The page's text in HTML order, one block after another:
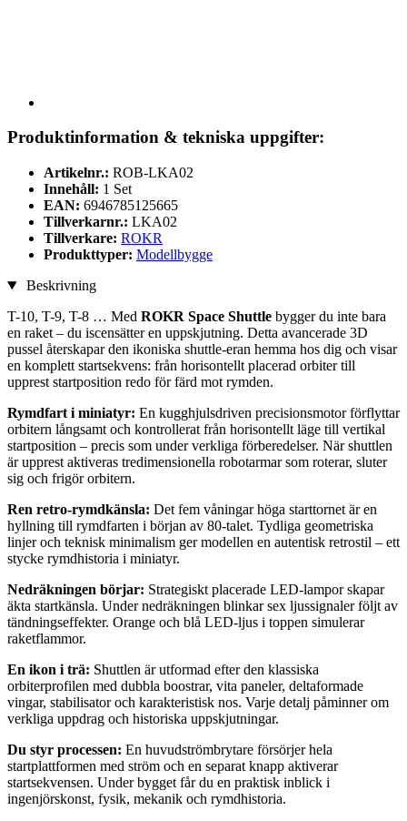
Produktinformation & tekniska uppgifter:
Artikelnr.: ROB-LKA02
Innehåll: 1 Set
EAN: 6946785125665
Tillverkarnr.: LKA02
Tillverkare: ROKR
Produkttyper: Modellbygge
Beskrivning
T-10, T-9, T-8 … Med ROKR Space Shuttle bygger du inte bara
en raket – du iscensätter en uppskjutning. Detta avancerade 3D
pussel återskapar den ikoniska shuttle-eran hemma hos dig och visar
en komplett startsekvens: från horisontellt placerad orbiter till
upprest startposition redo för färd mot rymden.
Rymdfart i miniatyr: En kugghjulsdriven precisionsmotor förflyttar
orbitern långsamt och kontrollerat från horisontellt läge till vertikal
startposition – precis som under verkliga förberedelser. När shuttlen
är upprest aktiveras tredimensionella robotarmar som roterar, sluter
sig och frigör orbitern.
Ren retro-rymdkänsla: Det fem våningar höga starttornet är en
hyllning till rymdfarten i början av 80-talet. Tydliga geometriska
linjer och teknisk minimalism ger modellen en autentisk retrostil – ett
stycke rymdhistoria i miniatyr.
Nedräkningen börjar: Strategiskt placerade LED-lampor skapar
äkta startkänsla. Under nedräkningen blinkar sex ljussignaler följt av
tändningseffekter. Orange och blå LED-ljus i toppen simulerar
raketflammor.
En ikon i trä: Shuttlen är utformad efter den klassiska
orbiterprofilen med dubbla boostrar, vita paneler, deltaformade
vingar, stabilisator och karakteristisk nos. Varje detalj påminner om
verkliga uppdrag och historiska uppskjutningar.
Du styr processen: En huvudströmbrytare försörjer hela
startplattformen med ström och en separat knapp aktiverar
startsekvensen. Under bygget får du en praktisk inblick i
ingenjörskonst, fysik, mekanik och rymdhistoria.